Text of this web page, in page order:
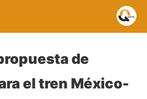
de
el tren México-